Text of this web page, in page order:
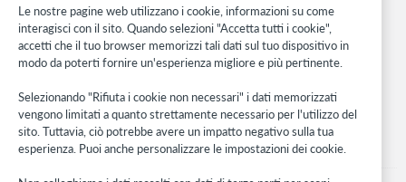
Stay in the know.
Ricevi gli ultimi aggiornamenti di prodotti, ricerche, eventi e molto
altro direttamente nella tua casella di posta.
Subscribe now
Le nostre pagine web utilizzano i cookie, informazioni su come
interagisci con il sito. Quando selezioni "Accetta tutti i cookie",
accetti che il tuo browser memorizzi tali dati sul tuo dispositivo in
modo da poterti fornire un'esperienza migliore e più pertinente.
Selezionando "Rifiuta i cookie non necessari" i dati memorizzati
vengono limitati a quanto strettamente necessario per l'utilizzo del
sito. Tuttavia, ciò potrebbe avere un impatto negativo sulla tua
esperienza. Puoi anche personalizzare le impostazioni dei cookie.